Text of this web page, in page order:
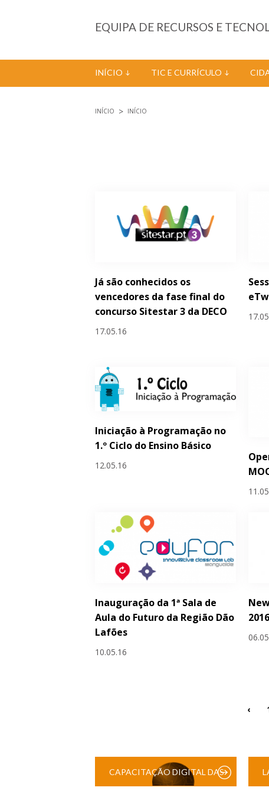
EQUIPA DE RECURSOS E
INÍCIO TIC E CURRÍCULO
INÍCIO INÍCIO
Já são conhecidos os
vencedores da fase final do
concurso Sitestar 3 da DECO
17.05.16
Iniciação à Programação no
1.º Ciclo do Ensino Básico
12.05.16
Inauguração da 1ª Sala de
Aula do Futuro da Região Dão
Lafões
10.05.16
2016
Páginas
‹
CAPACITAÇÃO DIGITAL DAS